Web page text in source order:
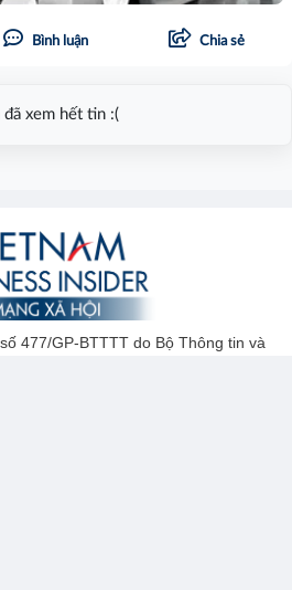
Bình luận Chia sẻ
đã xem hết tin :(
477/GP-BTTTT do Bộ Thông tin và